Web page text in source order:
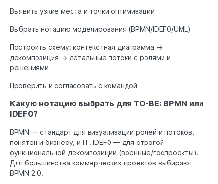
Выявить узкие места и точки оптимизации
Выбрать нотацию моделирования (BPMN/IDEF0/UML)
Построить схему: контекстная диаграмма →
декомпозиция → детальные потоки с ролями и
решениями
Проверить и согласовать с командой
Какую нотацию выбрать для TO-BE: BPMN или
IDEF0?
BPMN — стандарт для визуализации ролей и потоков,
понятен и бизнесу, и IT. IDEF0 — для строгой
функциональной декомпозиции (военные/госпроекты).
Для большинства коммерческих проектов выбирают
BPMN 2.0.